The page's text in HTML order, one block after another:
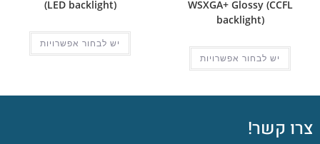
WSXGA+ Glossy (CCFL
backlight)
יש לבחור אפשרויות
(LED backlight)
יש לבחור אפשרויות
צרו קשר!